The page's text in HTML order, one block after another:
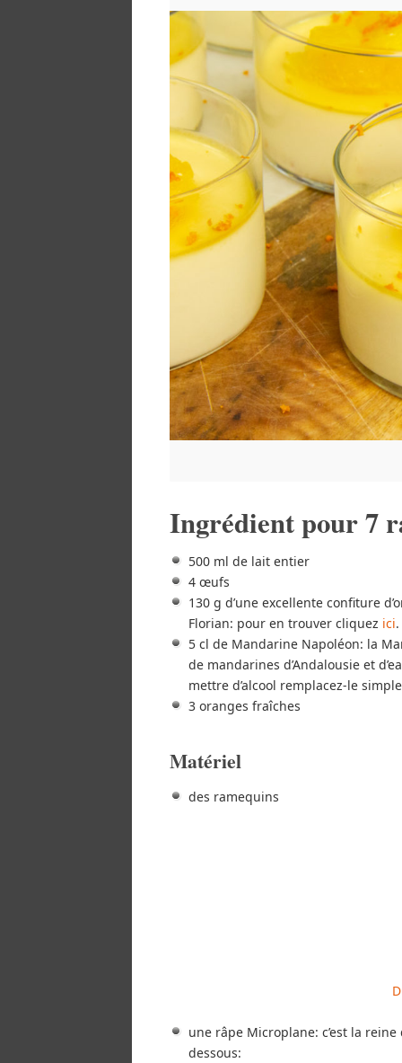
Ingrédient pour 7
500 ml de lait entier
4 œufs
130 g d’une excellente confiture
Florian: pour en trouver cliquez ici.
5 cl de Mandarine Napoléon: la
de mandarines d’Andalousie et
mettre d’alcool remplacez-le
3 oranges fraîches
Matériel
des ramequins
une râpe Microplane: c’est la
dessous: